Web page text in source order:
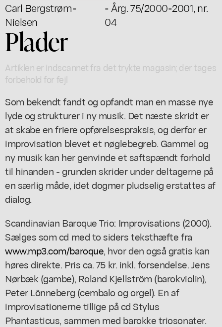
Carl Bergstrøm-
Nielsen
- Årg. 75/2000-2001, nr.
04
Plader
Artiklen er indscannet fra det trykte magasin; der tages
forbehold for fejl
Som bekendt fandt og opfandt man en masse nye
lyde og strukturer i ny musik. Det næste skridt er
at skabe en friere opførelsespraksis, og derfor er
improvisation blevet et nøglebegreb. Gammel og
ny musik kan her genvinde et saftspændt forhold
til hinanden - grunden skrider under deltagerne på
en særlig måde, idet dogmer pludselig erstattes af
dialog.
Scandinavian Baroque Trio: Improvisations (2000).
Sælges som cd med to siders teksthæfte fra
www.mp3.com/baroque, hvor den også gratis kan
høres direkte. Pris ca. 75 kr. inkl. forsendelse. Jens
Nørbæk (gambe), Roland Kjellström (barokviolin),
Peter Lönneberg (cembalo og orgel). En af
improvisationerne tillige på cd Stylus
Phantasticus, sammen med barokke triosonater.